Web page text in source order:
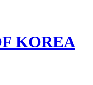
KOREA